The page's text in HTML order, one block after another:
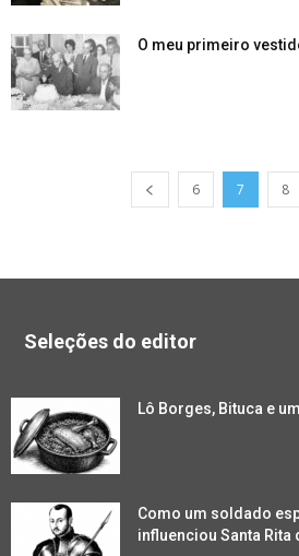
O meu primeiro
6 7 8
Seleções do editor
Lô Borges, Bituca e
Como um soldado
influenciou Santa Rita